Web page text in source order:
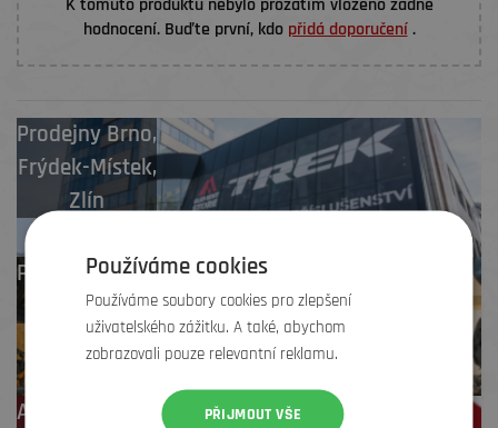
K tomuto produktu nebylo prozatím vloženo žádné
hodnocení. Buďte první, kdo přidá doporučení.
ProdejnyBrno,
Frýdek-Místek,
Zlín
Profesionální záruční
i pozáruční servis
Až 4 % cashback
Používáme cookies
Používáme soubory cookies pro zlepšení
uživatelského zážitku. A také, abychom
zobrazovali pouze relevantní reklamu.
PŘIJMOUT VŠE